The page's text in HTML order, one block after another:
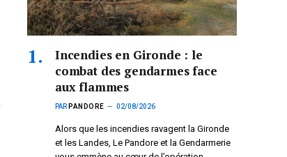
Incendies en Gironde : le
combat des gendarmes face
aux flammes
PAR PANDORE 02/08/2026
Alors que les incendies ravagent la Gironde
et les Landes, Le Pandore et la Gendarmerie